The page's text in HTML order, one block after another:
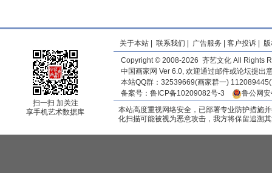
扫一扫 加关注
享手机艺术数据库
关于本站 联系我们 广告服务 客户投诉
Copyright © 2008-2026 齐艺文化 All Rights
中国画家网 Ver 6.0, 欢迎通过邮件或论坛提出
本站QQ群：32539669(画家群一)
备案号： 鲁ICP备10209082号-3
鲁公网
本站高度重视网络安全，已部署专业防护措施
化扫描可能被视为恶意攻击，我方将保留追溯